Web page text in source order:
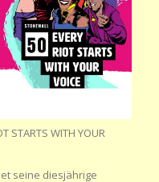
STARTS WITH YOUR
seine diesjährige